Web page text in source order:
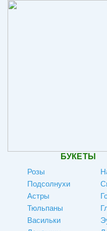
БУКЕТЫ
Розы
Подсолнухи
Астры
Тюльпаны
Васильки